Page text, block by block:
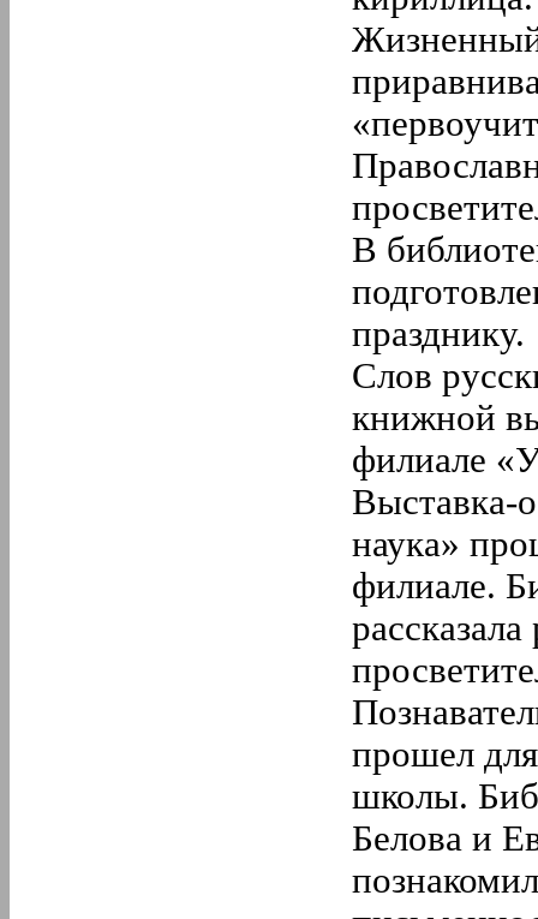
В
празднику.
Слов
книжной
филиале
Выставка-
наука»
филиале.
прошел
школы.
Белова и